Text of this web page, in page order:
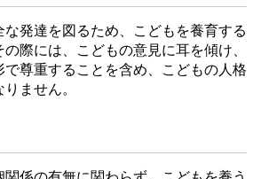
な発達を図るため、こどもを養育する
際には、こどもの意見に耳を傾け、
で尊重することを含め、こどもの人格
ません。